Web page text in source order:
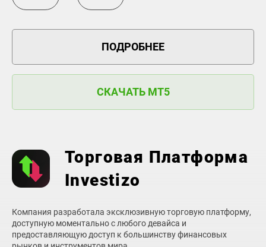
ПОДРОБНЕЕ
СКАЧАТЬ MT5
Торговая Платформа
Investizo
Компания разработала эксклюзивную торговую платформу,
доступную моментально с любого девайса и
предоставляющую доступ к большинству финансовых